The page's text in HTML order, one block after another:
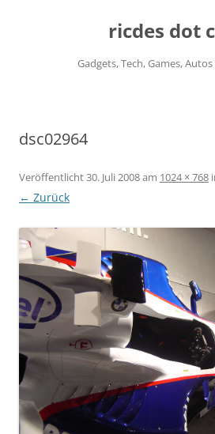
ricdes dot
Gadgets, Tech, Games,
dsc02964
Veröffentlicht30. Juli 2008am 1024 × 768
← Zurück